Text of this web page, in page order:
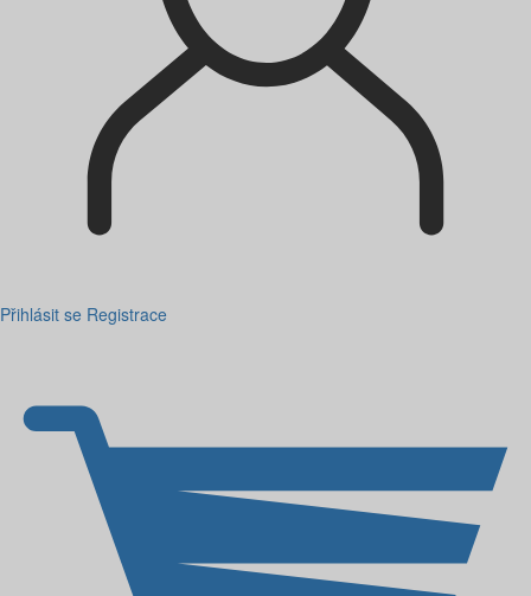
Přihlásit se Registrace